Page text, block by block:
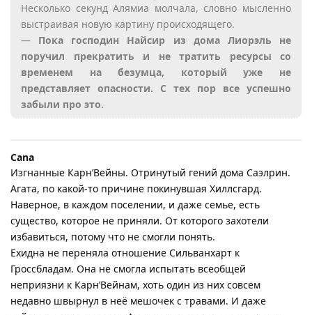
Несколько секунд Алямиа молчала, словно мысленно
выстраивая новую картину происходящего.
— Пока господин Найсир из дома Лиорэль не
поручил прекратить и не тратить ресурсы со
временем на безумца, который уже не
представляет опасности. С тех пор все успешно
забыли про это.
Cana
Изгнанные Карн’Вейны. Отринутый гений дома Саэлрин.
Агата, по какой-то причине покинувшая Хиллсгард.
Наверное, в каждом поселении, и даже семье, есть
существо, которое не приняли. От которого захотели
избавиться, потому что не смогли понять.
Ехидна не переняла отношение Сильванхарт к
Гроссбладам. Она не смогла испытать всеобщей
неприязни к Карн’Вейнам, хоть один из них совсем
недавно швырнул в неё мешочек с травами. И даже